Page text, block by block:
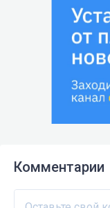
Комментарии